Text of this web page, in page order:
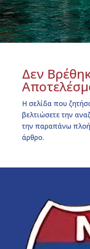
Δεν
Η σελίδα που
βελτιώσετε την
την παραπάνω
άρθρο.